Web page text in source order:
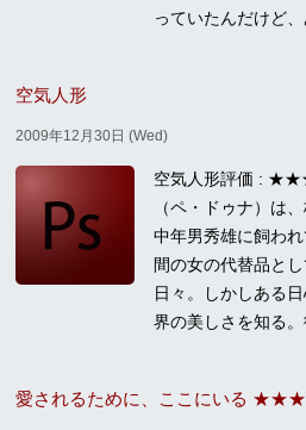
っていたんだけど、
空気人形
2009年12月30日 (Wed)
空気人形評価 :
（ペ・ドゥナ）は
中年男秀雄に飼わ
間の女の代替品と
日々。しかしある
界の美しさを知る
愛されるために、ここにいる